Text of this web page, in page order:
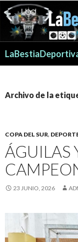
Archivo de la
COPA DEL SUR,
ÁGUILAS
23 JUNIO, 2026